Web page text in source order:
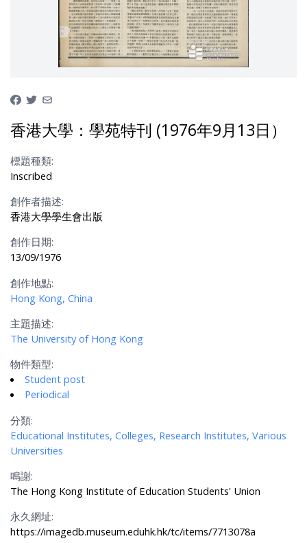
香港大學：學苑特刊 (1976年9月13日）
標題種類:
Inscribed
創作者描述:
香港大學學生會出版
創作日期:
13/09/1976
創作地點:
Hong Kong, China
主題描述:
The University of Hong Kong
物件類型:
Student post
Periodical
分類:
Educational Institutes, Colleges, Research Institutes, Various
Universities
鳴謝:
The Hong Kong Institute of Education Students' Union
永久網址:
https://imagedb.museum.eduhk.hk/tc/items/7713078a